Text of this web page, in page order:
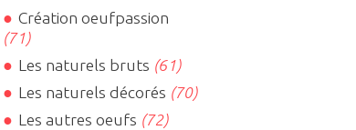
Création oeufpassion
(71)
Les naturels bruts (61)
Les naturels décorés (70)
Les autres oeufs (72)